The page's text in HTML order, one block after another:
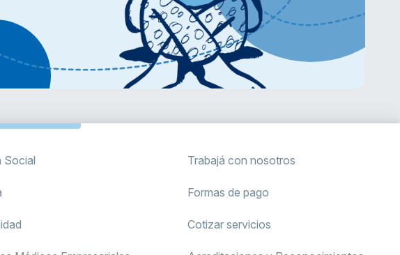
Social Trabajá con nosotros
Formas de pago
Cotizar servicios